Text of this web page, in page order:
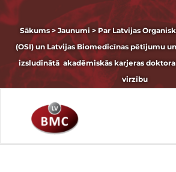
Sākums> Jaunumi > Par Latvijas
(OSI) un Latvijas Biomedicīnas pētījumu
izsludinātā akadēmiskās karjeras
virzību